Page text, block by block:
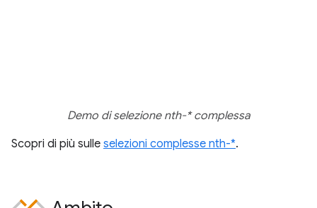
Demo di selezione nth-* complessa
Scopri di più sulle selezioni complesse nth-*.